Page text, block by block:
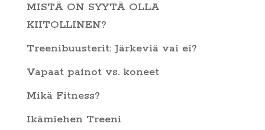
MISTÄ ON SYYTÄ OLLA
KIITOLLINEN?
Treenibuusterit: Järkeviä vai ei?
Vapaat painot vs. koneet
Mikä Fitness?
Ikämiehen Treeni